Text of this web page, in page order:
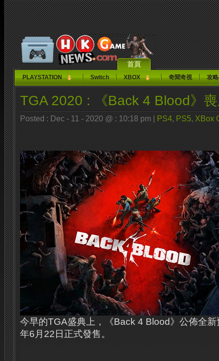
首頁
PLAYSTATION Switch XBOX 奇聞奇視 攻
TGA 2020 : 《Back 4 Blood》
Posted : Dec - 11 - 2020 @ : 10:18 pm | PS4, PS5, XBox
今早的TGA盛典上，《Back 4 Blood》公佈全
年6月22日正式發售。